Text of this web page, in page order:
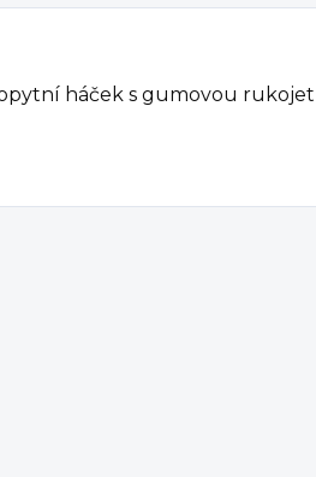
háček s gumovou